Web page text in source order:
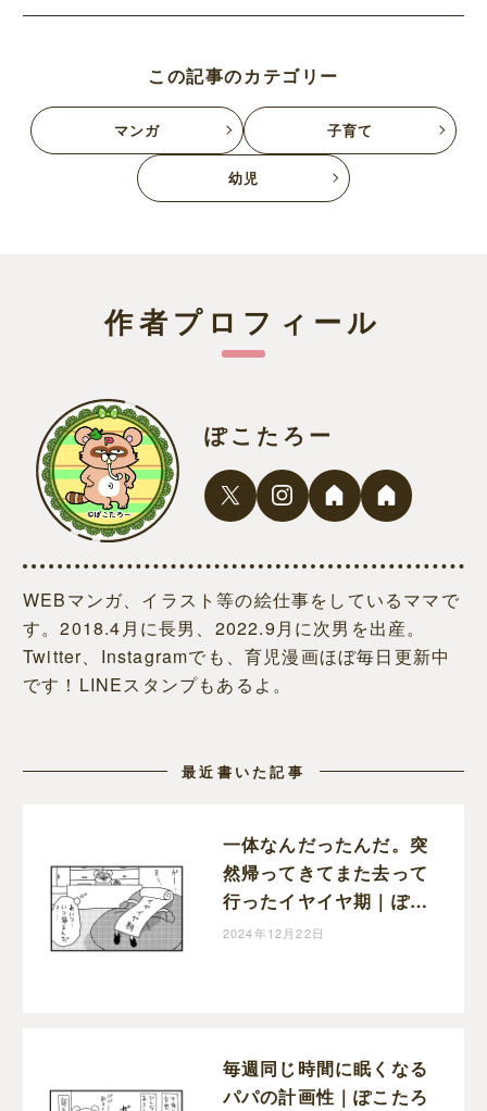
この記事のカテゴリー
マンガ 子育て
幼児
作者プロフィール
ぽこたろー
WEBマンガ、イラスト等の絵仕事をしているママで
す。2018.4月に長男、2022.9月に次男を出産。
Twitter、Instagramでも、育児漫画ほぼ毎日更新中
です！LINEスタンプもあるよ。
最近書いた記事
一体なんだったんだ。突
然帰ってきてまた去って
行ったイヤイヤ期｜ぽこ
たろー育児漫画
2024年12月22日
毎週同じ時間に眠くなる
パパの計画性｜ぽこたろ